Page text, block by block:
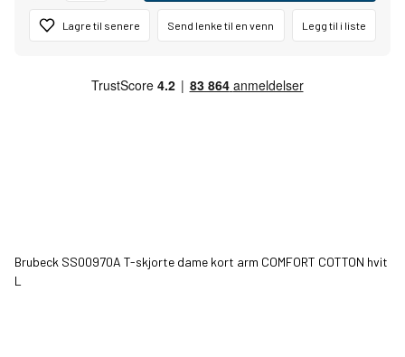
Lagre til senere Send lenke til en venn Legg til i liste
Brubeck SS00970A T-skjorte dame kort arm COMFORT COTTON hvit
L